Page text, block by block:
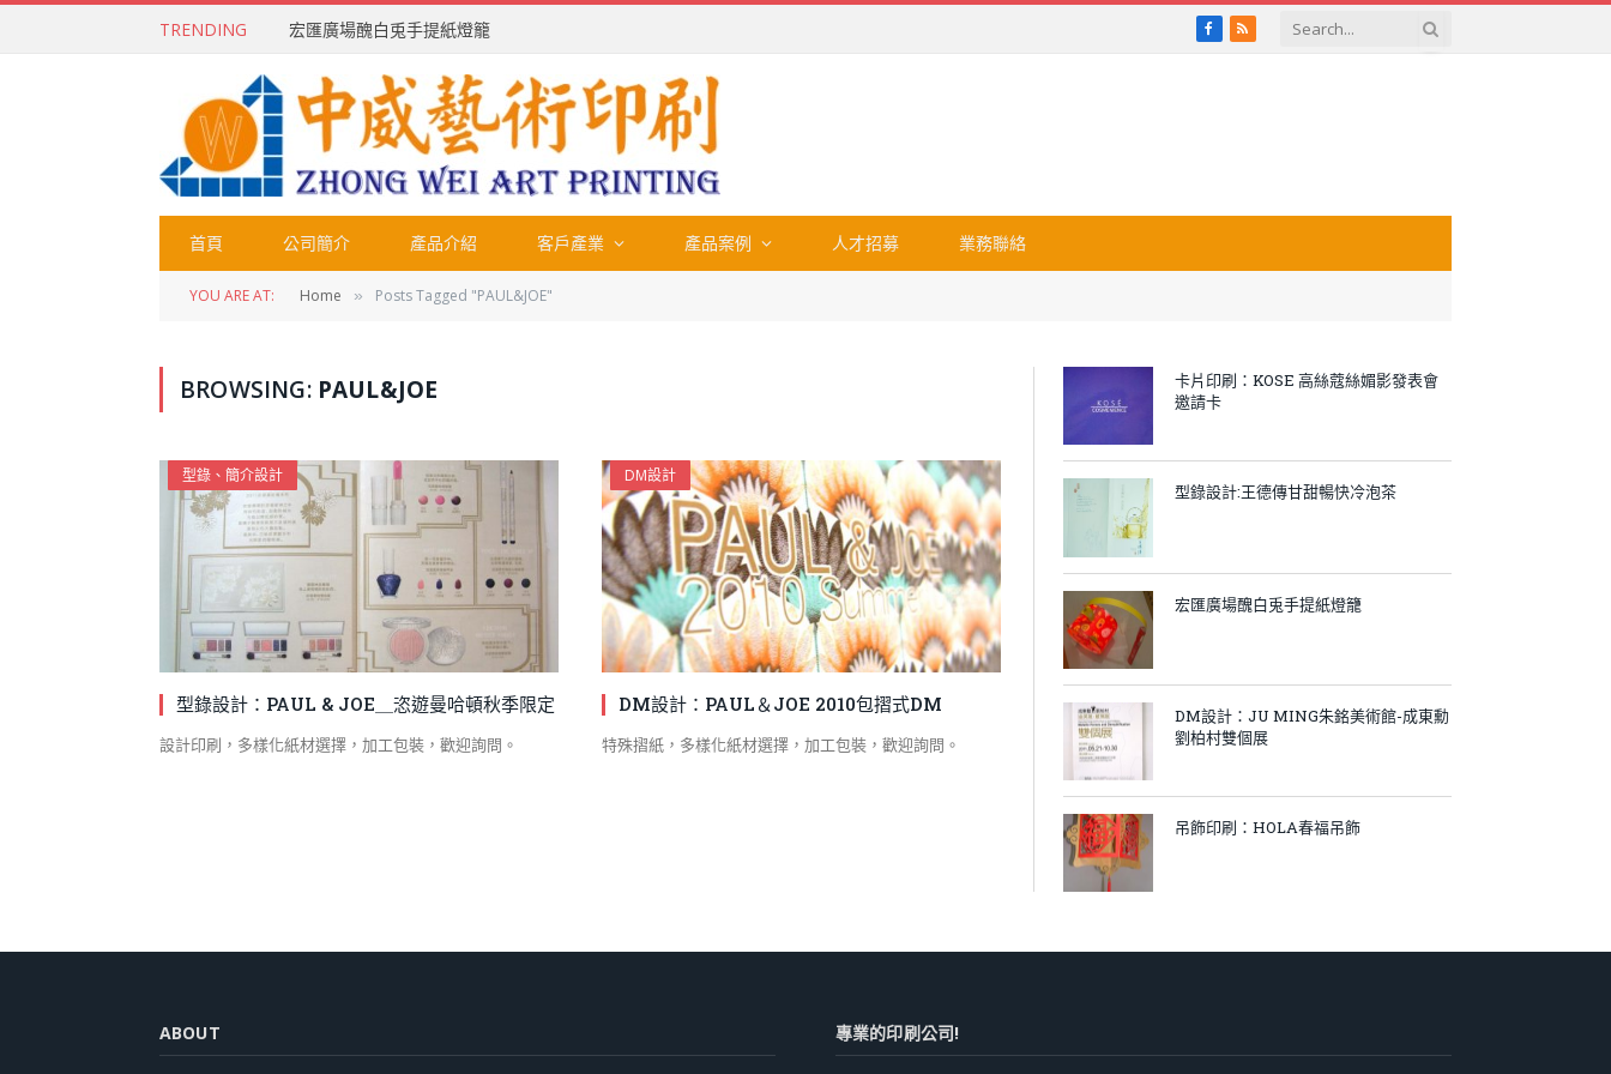
TRENDING 宏匯廣場醜白兎手提紙燈籠 Facebook
RSS
首頁 公司簡介 產品介紹 客戶產業 產品案例 人才招募 業務聯絡
YOU ARE AT: Home » Posts Tagged "PAUL&JOE"
BROWSING: PAUL&JOE
型錄、簡介設計
型錄設計：PAUL & JOE＿恣遊曼哈頓秋季限定
設計印刷，多樣化紙材選擇，加工包裝，歡迎詢問。
DM設計
DM設計：PAUL＆JOE 2010包摺式DM
特殊摺紙，多樣化紙材選擇，加工包裝，歡迎詢問。
卡片印刷：KOSE 高絲蔻絲媚影發表會
邀請卡
型錄設計:王德傳甘甜暢快冷泡茶
宏匯廣場醜白兎手提紙燈籠
DM設計：JU MING朱銘美術館-成東勳
劉柏村雙個展
吊飾印刷：HOLA春福吊飾
ABOUT 專業的印刷公司!